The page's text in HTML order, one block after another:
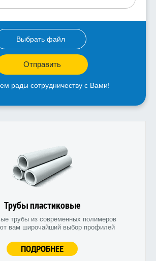
Выбрать файл
Отправить
рады сотрудничеству с Вами!
Трубы пластиковые
трубы из современных полимеров
вам широчайший выбор профилей
ПОДРОБНЕЕ